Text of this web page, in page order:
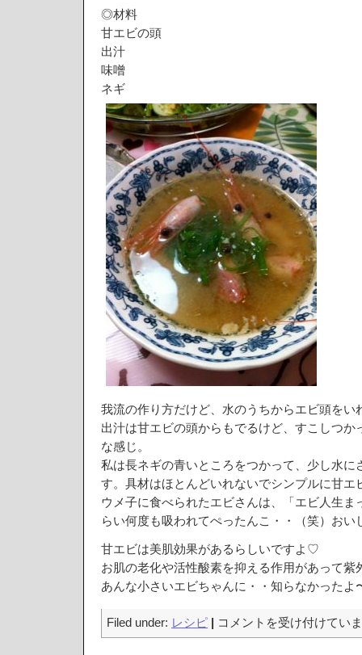
◎材料
甘エビの頭
出汁
味噌
ネギ
我流の作り方だけど、水のうちからエビ頭をい
出汁は甘エビの頭からもでるけど、すこしつか
な感じ。
私は長ネギの青いところをつかって、少し水に
す。具材はほとんどいれないでシンプルに甘エ
ウメ子に食べられたエビさんは、「エビ人生ま
らい何度も吸われてぺったんこ・・（笑）おい
甘エビは美肌効果があるらしいですよ♡
お肌の老化や活性酸素を抑える作用があって紫
あんな小さいエビちゃんに・・知らなかったよ
Filed under: レシピ
甘
コメントを受け付けてい